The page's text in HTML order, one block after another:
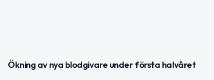
Ökning av nya blodgivare under första halvåret